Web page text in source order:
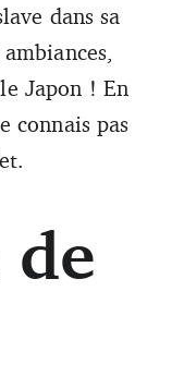
dans sa
Japon ! En
connais pas